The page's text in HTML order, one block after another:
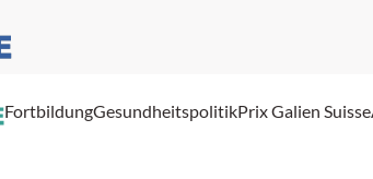
FortbildungGesundheitspolitikPrix Galien Suisse